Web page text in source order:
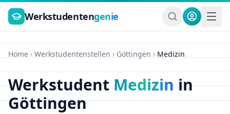
Zum Hauptinhalt springen
Werkstudentengenie
Home Werkstudentenstellen Göttingen Medizin
WerkstudentMedizinin
Göttingen